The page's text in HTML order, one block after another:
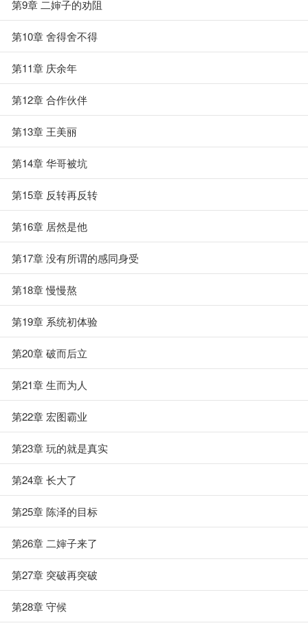
第9章 二婶子的劝阻
第10章 舍得舍不得
第11章 庆余年
第12章 合作伙伴
第13章 王美丽
第14章 华哥被坑
第15章 反转再反转
第16章 居然是他
第17章 没有所谓的感同身受
第18章 慢慢熬
第19章 系统初体验
第20章 破而后立
第21章 生而为人
第22章 宏图霸业
第23章 玩的就是真实
第24章 长大了
第25章 陈泽的目标
第26章 二婶子来了
第27章 突破再突破
第28章 守候